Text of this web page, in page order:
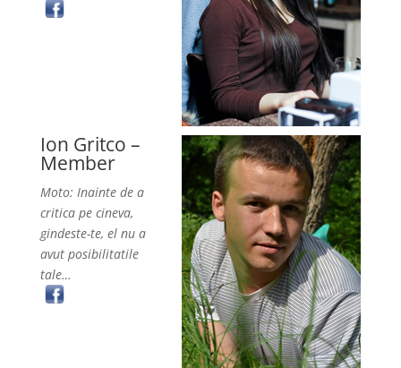
Ion Gritco –
Member
Moto: Inainte de a
critica pe cineva,
gindeste-te, el nu a
avut posibilitatile
tale…